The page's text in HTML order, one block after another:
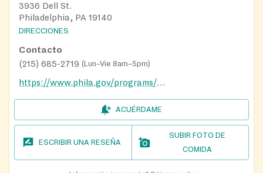
3936 Dell St.
Philadelphia, PA 19140
DIRECCIONES
Contacto
(215) 685-2719 (Lun–Vie 8am–5pm)
https://www.phila.gov/programs/playstreets/
ACUÉRDAME
ESCRIBIR UNA RESEÑA
SUBIR FOTO DE
COMIDA